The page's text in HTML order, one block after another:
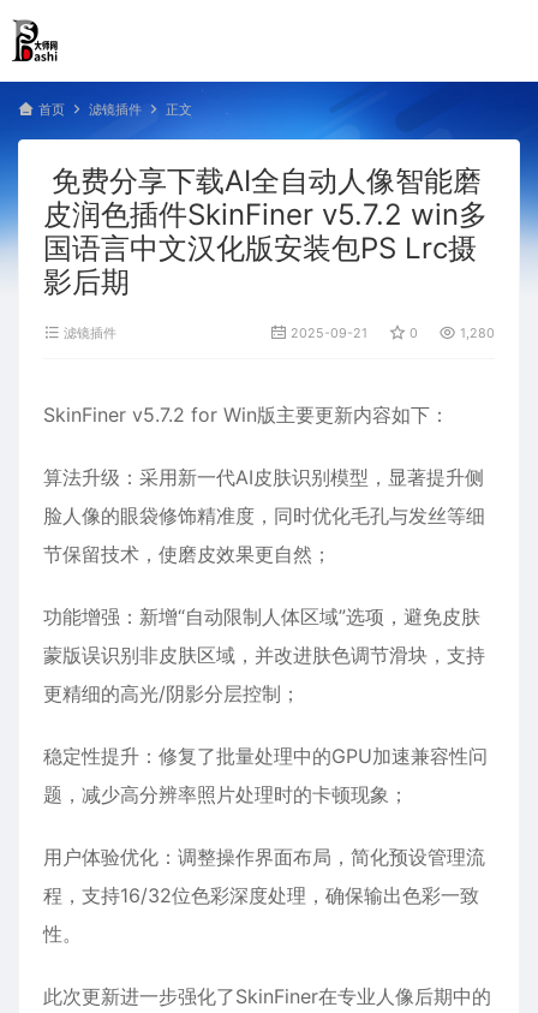
首页 滤镜插件 正文
免费分享下载AI全自动人像智能磨
皮润色插件SkinFiner v5.7.2 win多
国语言中文汉化版安装包PS Lrc摄
影后期
滤镜插件 2025-09-21 0 1,280
SkinFiner v5.7.2 for Win版主要更新内容如下：
算法升级‌：采用新一代AI皮肤识别模型，显著提升侧
脸人像的眼袋修饰精准度，同时优化毛孔与发丝等细
节保留技术，使磨皮效果更自然；
功能增强‌：新增“自动限制人体区域”选项，避免皮肤
蒙版误识别非皮肤区域，并改进肤色调节滑块，支持
更精细的高光/阴影分层控制；
稳定性提升‌：修复了批量处理中的GPU加速兼容性问
题，减少高分辨率照片处理时的卡顿现象；
用户体验优化‌：调整操作界面布局，简化预设管理流
程，支持16/32位色彩深度处理，确保输出色彩一致
性。
此次更新进一步强化了SkinFiner在专业人像后期中的